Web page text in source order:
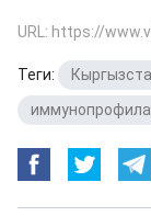
URL: https://
Теги: